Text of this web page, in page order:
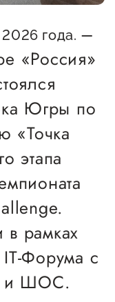
года. –
«Россия»
Югры по
«Точка
этапа
рамках
Форума с
и ШОС.